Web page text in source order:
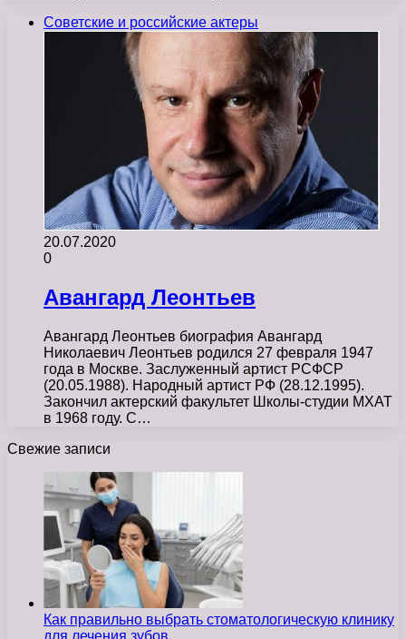
Советские и российские актеры
20.07.2020
0
Авангард Леонтьев
Авангард Леонтьев биография Авангард
Николаевич Леонтьев родился 27 февраля 1947
года в Москве. Заслуженный артист РСФСР
(20.05.1988). Народный артист РФ (28.12.1995).
Закончил актерский факультет Школы-студии МХАТ
в 1968 году. С…
Свежие записи
Как правильно выбрать стоматологическую клинику
для лечения зубов